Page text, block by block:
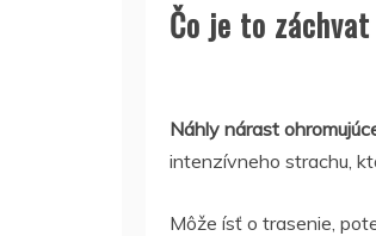
Čo je to
Náhly nárast
intenzívneho strachu,
Môže ísť o trasenie,